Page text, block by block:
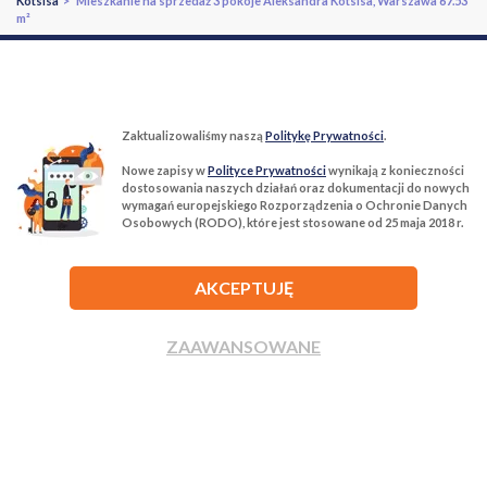
m²
T:22 299 68 68M:biuro@tur-nieruchomosci.pl
Biuro Nieruchomości Tur Nieruchomości
Zaktualizowaliśmy naszą Politykę Prywatności.
Nowe zapisy wPolityce Prywatnościwynikają z konieczności
dostosowania naszych działań oraz dokumentacji do nowych
wymagań europejskiego Rozporządzenia o Ochronie Danych
Osobowych (RODO), które jest stosowane od 25 maja 2018 r.
AKCEPTUJĘ
ZAAWANSOWANE